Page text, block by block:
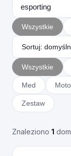
Wszystkie
Wszystkie
Med Moto
Zestaw
Znaleziono 1